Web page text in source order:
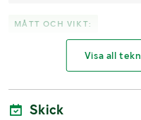
MÅTT OCH VIKT:
Visa all
Skick